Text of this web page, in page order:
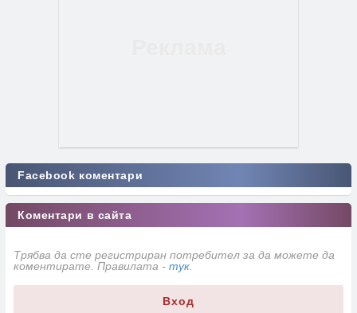
Facebook коментари
Коментари в сайта
Трябва да сте регистриран потребител за да можете да
коментирате. Правилата - тук
Вход